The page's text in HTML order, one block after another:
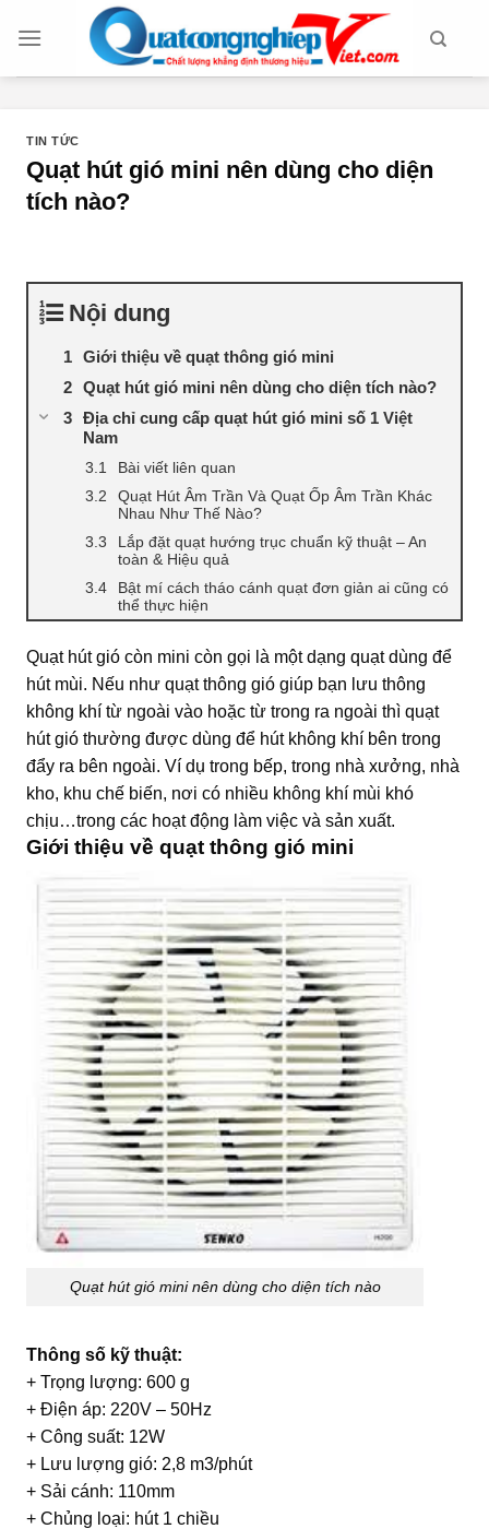
đến
TIN TỨC
Quạt hút gió mini nên dùng cho diện
tích nào?
Nội dung
Giới thiệu về quạt thông gió mini
Quạt hút gió mini nên dùng cho diện tích nào?
Địa chỉ cung cấp quạt hút gió mini số 1 Việt
Nam
Bài viết liên quan
Quạt Hút Âm Trần Và Quạt Ốp Âm Trần Khác
Nhau Như Thế Nào?
Lắp đặt quạt hướng trục chuẩn kỹ thuật – An
toàn & Hiệu quả
Bật mí cách tháo cánh quạt đơn giản ai cũng có
thể thực hiện
Quạt hút gió còn mini còn gọi là một dạng quạt dùng để
hút mùi. Nếu như quạt thông gió giúp bạn lưu thông
không khí từ ngoài vào hoặc từ trong ra ngoài thì quạt
hút gió thường được dùng để hút không khí bên trong
đẩy ra bên ngoài. Ví dụ trong bếp, trong nhà xưởng, nhà
kho, khu chế biến, nơi có nhiều không khí mùi khó
chịu…trong các hoạt động làm việc và sản xuất.
Giới thiệu về quạt thông gió mini
Quạt hút gió mini nên dùng cho diện tích nào
Thông số kỹ thuật:
+ Trọng lượng: 600 g
+ Điện áp: 220V – 50Hz
+ Công suất: 12W
+ Lưu lượng gió: 2,8 m3/phút
+ Sải cánh: 110mm
+ Chủng loại: hút 1 chiều